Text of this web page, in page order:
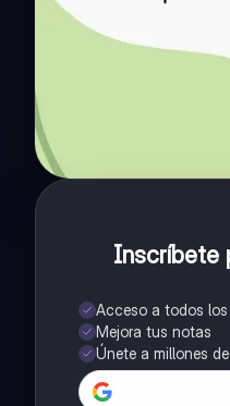
Inscríbete
Acceso a todos
Mejora tus notas
Únete a millones